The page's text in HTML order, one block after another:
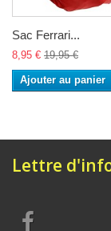
Sac Ferrari...
8,95 € 19,95 €
Ajouter au panier
Lettre